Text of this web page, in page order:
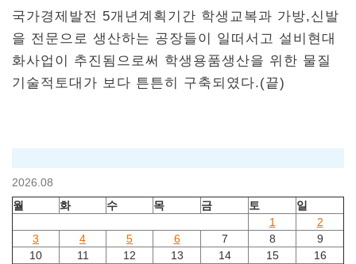
국가경제발전 5개년계획기간 학생교복과 가방,신발
을 전문으로 생산하는 공장들이 일떠서고 설비현대
화사업이 추진됨으로써 학생용품생산을 위한 물질
기술적토대가 보다 튼튼히 구축되였다.(끝)
2026.08
월
화 수 목 금 토
일
1
2
3
4 5 6 7 8
9
10
11 12 13 14 15
16